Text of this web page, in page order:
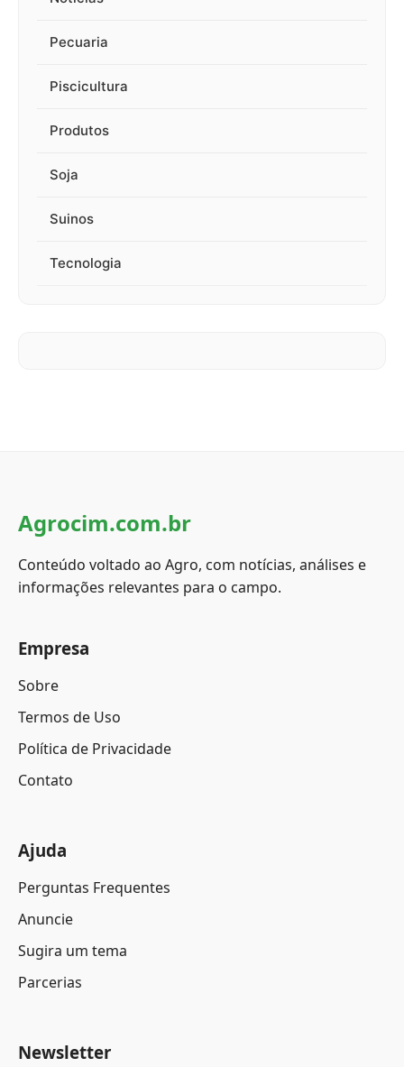
Pecuaria
Piscicultura
Produtos
Soja
Suinos
Tecnologia
Agrocim.com.br
Conteúdo voltado ao Agro, com notícias, análises e
informações relevantes para o campo.
Empresa
Sobre
Termos de Uso
Política de Privacidade
Contato
Ajuda
Perguntas Frequentes
Anuncie
Sugira um tema
Parcerias
Newsletter